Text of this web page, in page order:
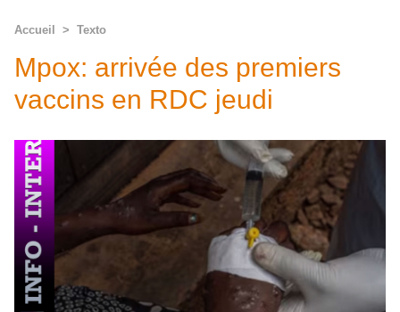
Accueil > Texto
Mpox: arrivée des premiers
vaccins en RDC jeudi